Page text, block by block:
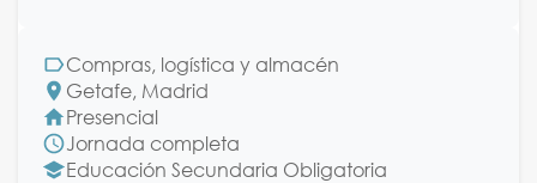
Compras, logística y almacén
Getafe, Madrid
Presencial
Jornada completa
Educación Secundaria Obligatoria